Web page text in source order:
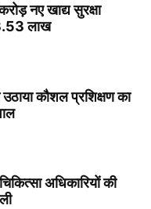
नए खाद्य सुरक्षा
लाख
कौशल प्रशिक्षण का
अधिकारियों की